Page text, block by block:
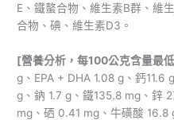
E、鐵螯合物、維生素B群、維
合物、碘、維生素D3。
[營養分析，每100公克含量最
g、EPA + DHA 1.08 g、鈣
g、鈉 1.7 g、鐵135.8 mg、鋅
mg、硒 0.41 mg、牛磺酸